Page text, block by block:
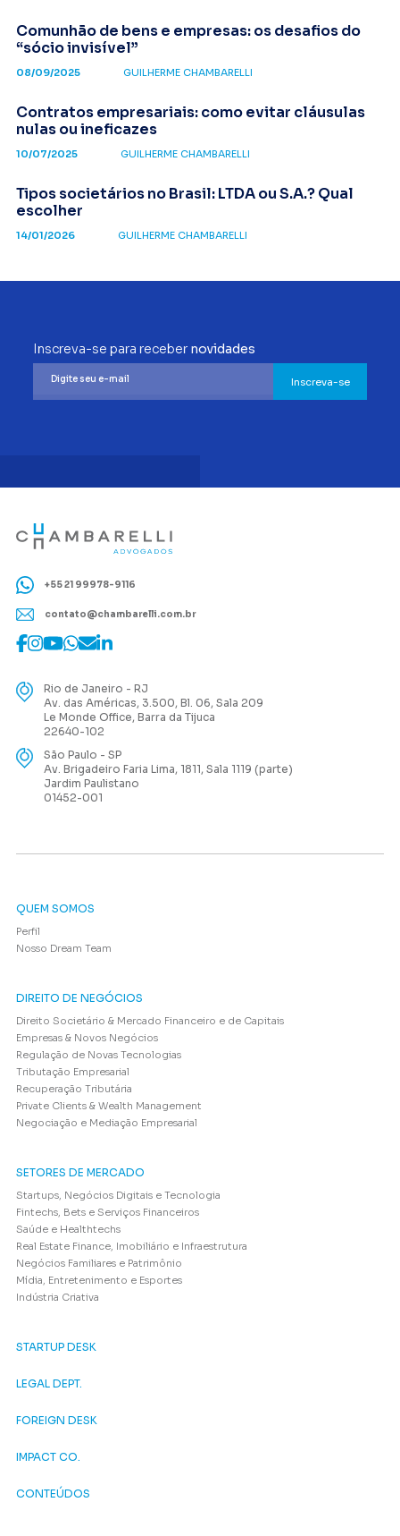
Comunhão de bens e empresas: os desafios do
“sócio invisível”
08/09/2025 GUILHERME CHAMBARELLI
Contratos empresariais: como evitar cláusulas
nulas ou ineficazes
10/07/2025 GUILHERME CHAMBARELLI
Tipos societários no Brasil: LTDA ou S.A.? Qual
escolher
14/01/2026 GUILHERME CHAMBARELLI
Inscreva-se para receber novidades
Inscreva-se
+55 21 99978-9116
contato@chambarelli.com.br
Rio de Janeiro - RJ
Av. das Américas, 3.500, Bl. 06, Sala 209
Le Monde Office, Barra da Tijuca
22640-102
São Paulo - SP
Av. Brigadeiro Faria Lima, 1811, Sala 1119 (parte)
Jardim Paulistano
01452-001
QUEM SOMOS
Perfil
Nosso Dream Team
DIREITO DE NEGÓCIOS
Direito Societário & Mercado Financeiro e de Capitais
Empresas & Novos Negócios
Regulação de Novas Tecnologias
Tributação Empresarial
Recuperação Tributária
Private Clients & Wealth Management
Negociação e Mediação Empresarial
SETORES DE MERCADO
Startups, Negócios Digitais e Tecnologia
Fintechs, Bets e Serviços Financeiros
Saúde e Healthtechs
Real Estate Finance, Imobiliário e Infraestrutura
Negócios Familiares e Patrimônio
Mídia, Entretenimento e Esportes
Indústria Criativa
STARTUP DESK
LEGAL DEPT.
FOREIGN DESK
IMPACT CO.
CONTEÚDOS